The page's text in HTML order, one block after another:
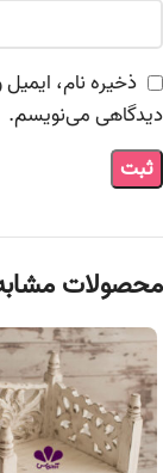
ذخیره نام،
دیدگاهی می‌نویسم.
محصولات